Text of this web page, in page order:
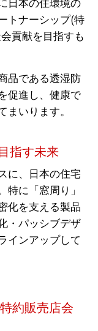
日本の住環境の
トナーシップ(特
貢献を目指すも
品である透湿防
促進し、健康で
まいります。
指す未来
に、日本の住宅
特に「窓周り」
化を支える製品
・パッシブデザ
インアップして
約販売店会